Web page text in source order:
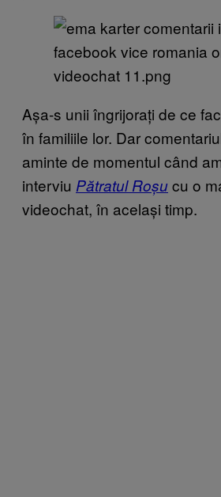
Așa-s unii îngrijorați de ce
în familiile lor. Dar
aminte de momentul când
interviu Pătratul Roșucu o
videochat, în același timp.